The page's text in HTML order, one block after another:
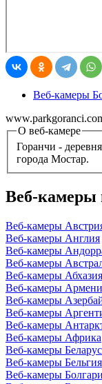
Веб-камеры
О веб-камере
Горанчи -
города Мостар.
Веб-камеры
Веб-камеры
Веб-камеры Англия
Веб-камеры
Веб-камеры
Веб-камеры Абхазия
Веб-камеры
Веб-камеры
Веб-камеры
Веб-камеры
Веб-камеры Африка
Веб-камеры
Веб-камеры Бельгия
Веб-камеры